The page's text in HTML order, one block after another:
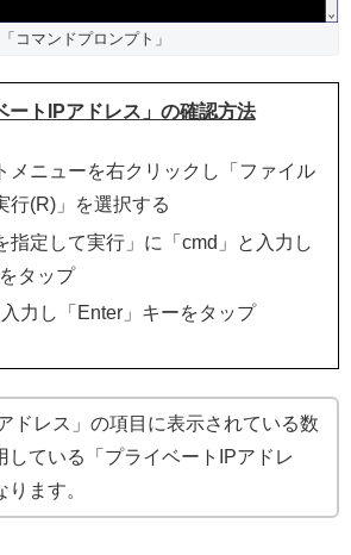
「コマンドプロンプト」
ートIPアドレス」の確認方法
メニューを右クリックし「ファイル
行(R)」を選択する
指定して実行」に「cmd」と入力し
タップ
入力し「Enter」キーをタップ
アドレス」の項目に表示されている数
している「プライベートIPアドレ
ります。